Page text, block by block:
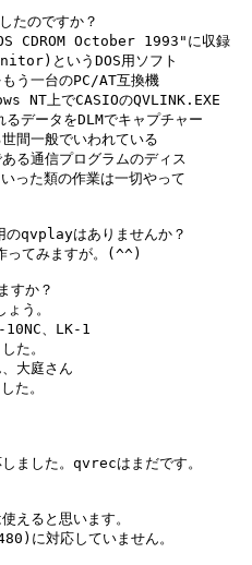
たのですか？
CDROM October 1993"に収録
というDOS用ソフト
う一台のPC/AT互換機
NT上でCASIOのQVLINK.EXE
データをDLMでキャプチャー
間一般でいわれている
る通信プログラムのディス
った類の作業は一切やって
のqvplayはありませんか？
ってみますが。(^^)
すか？
う。
10NC、LK-1
た。
大庭さん
た。
した。qvrecはまだです。
ると思います。
に対応していません。